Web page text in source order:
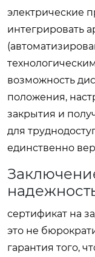
электрические
интегрировать
возможность
положения,
закрытия и
для
единственно
сертификат на
это не
гарантия того,